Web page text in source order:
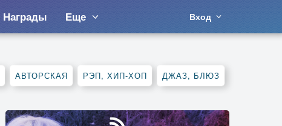
Награды Еще Вход
АВТОРСКАЯ РЭП, ХИП-ХОП ДЖАЗ, БЛЮЗ